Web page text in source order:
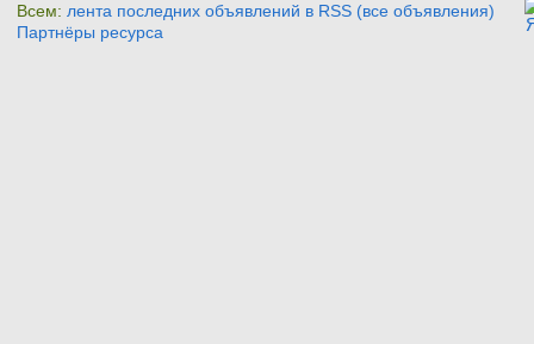
Всем: лента последних объявлений в RSS (все объявления)
Партнёры ресурса